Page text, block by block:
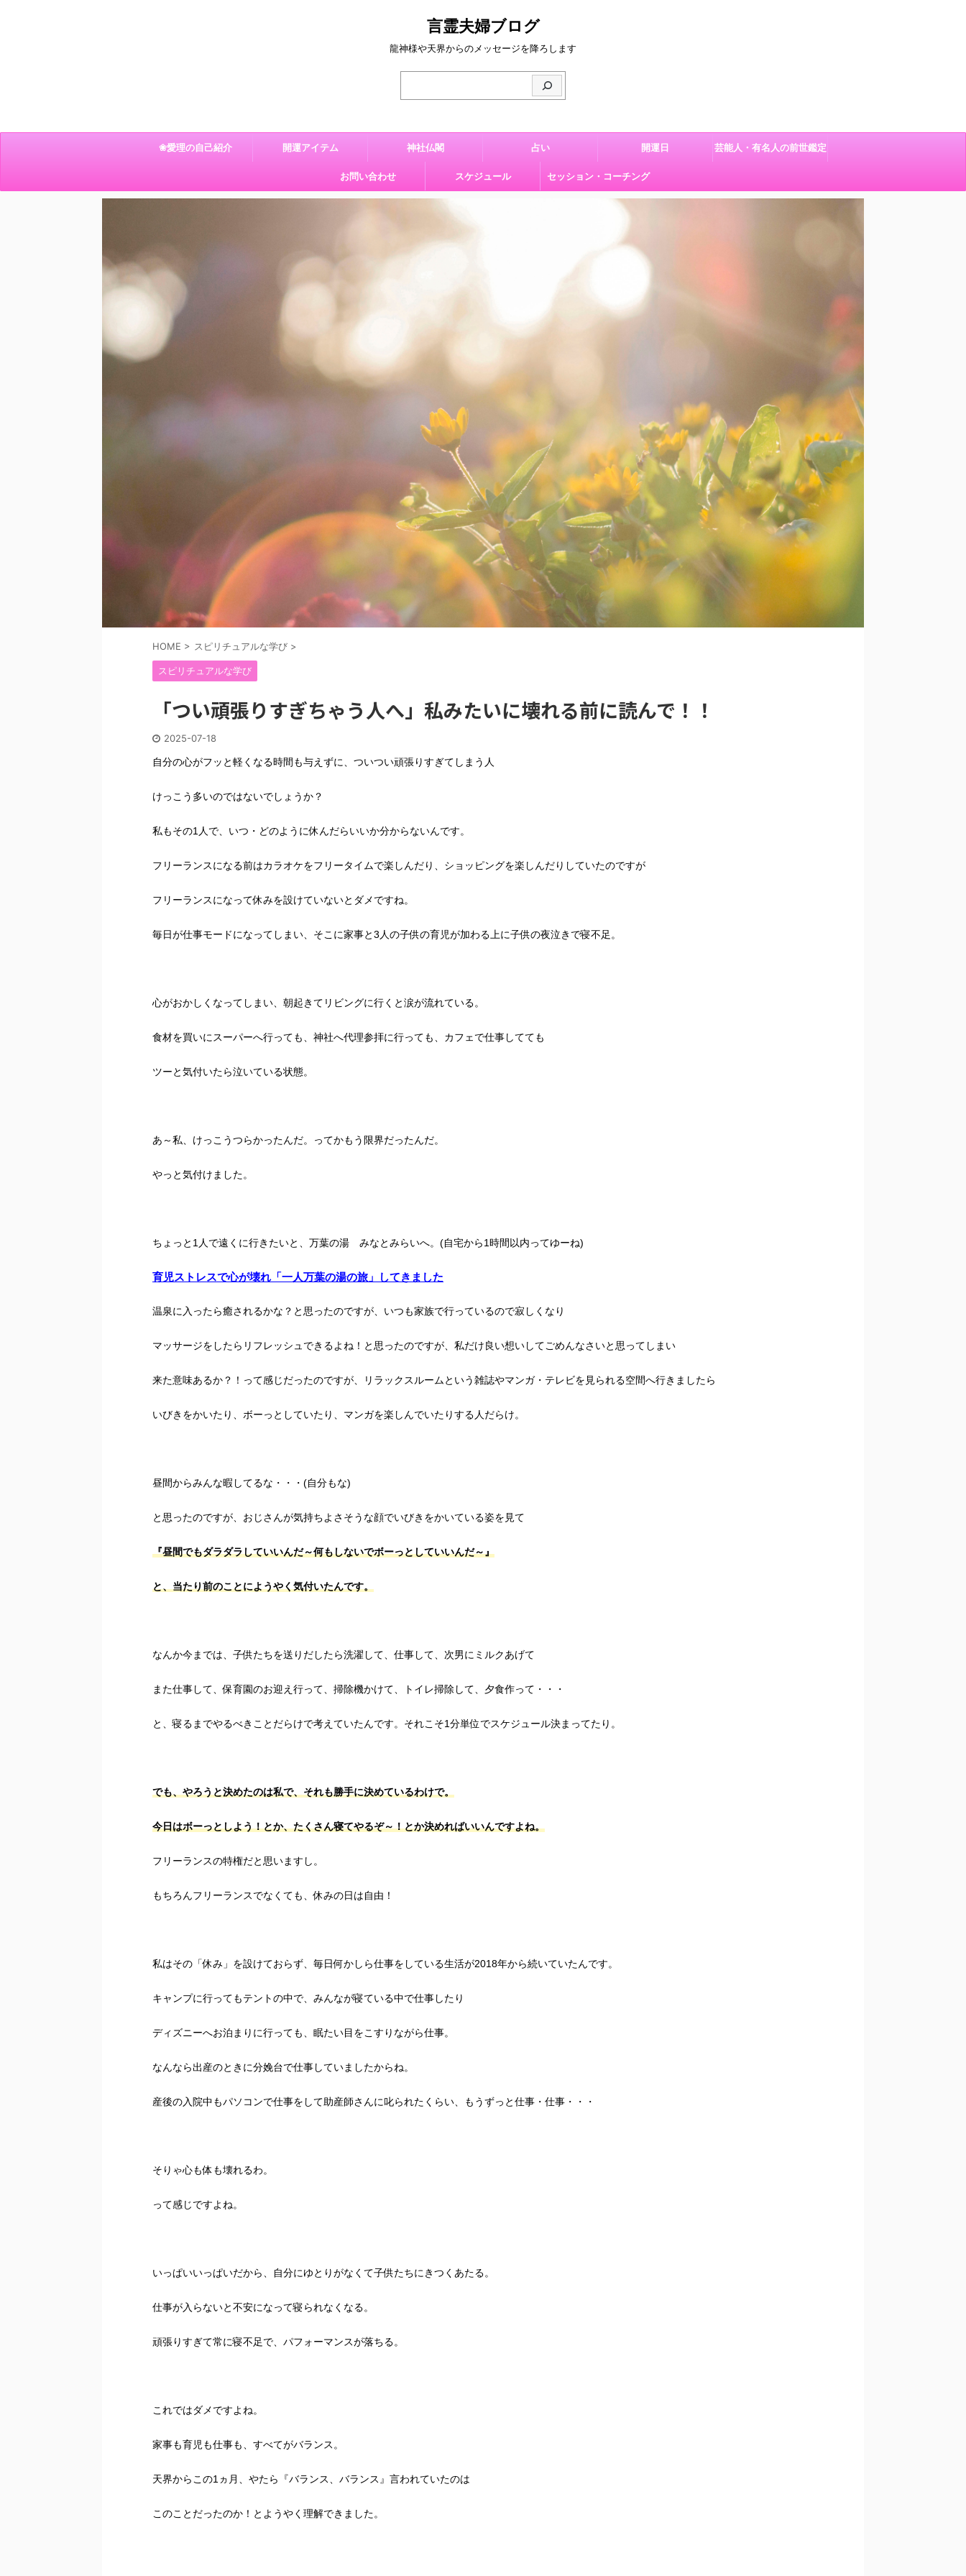
言霊夫婦ブログ
龍神様や天界からのメッセージを降ろします
❀愛理の自己紹介 開運アイテム 神社仏閣 占い 開運日 芸能人・有名人の前世鑑定
お問い合わせ スケジュール セッション・コーチング
HOME > スピリチュアルな学び >
スピリチュアルな学び
「つい頑張りすぎちゃう人へ」私みたいに壊れる前に読んで！！
2025-07-18
自分の心がフッと軽くなる時間も与えずに、ついつい頑張りすぎてしまう人
けっこう多いのではないでしょうか？
私もその1人で、いつ・どのように休んだらいいか分からないんです。
フリーランスになる前はカラオケをフリータイムで楽しんだり、ショッピングを楽しんだりしていたのですが
フリーランスになって休みを設けていないとダメですね。
毎日が仕事モードになってしまい、そこに家事と3人の子供の育児が加わる上に子供の夜泣きで寝不足。
心がおかしくなってしまい、朝起きてリビングに行くと涙が流れている。
食材を買いにスーパーへ行っても、神社へ代理参拝に行っても、カフェで仕事してても
ツーと気付いたら泣いている状態。
あ～私、けっこうつらかったんだ。ってかもう限界だったんだ。
やっと気付けました。
ちょっと1人で遠くに行きたいと、万葉の湯 みなとみらいへ。(自宅から1時間以内ってゆーね)
育児ストレスで心が壊れ「一人万葉の湯の旅」してきました
温泉に入ったら癒されるかな？と思ったのですが、いつも家族で行っているので寂しくなり
マッサージをしたらリフレッシュできるよね！と思ったのですが、私だけ良い想いしてごめんなさいと思ってしまい
来た意味あるか？！って感じだったのですが、リラックスルームという雑誌やマンガ・テレビを見られる空間へ行きましたら
いびきをかいたり、ボーっとしていたり、マンガを楽しんでいたりする人だらけ。
昼間からみんな暇してるな・・・(自分もな)
と思ったのですが、おじさんが気持ちよさそうな顔でいびきをかいている姿を見て
『昼間でもダラダラしていいんだ～何もしないでボーっとしていいんだ～』
と、当たり前のことにようやく気付いたんです。
なんか今までは、子供たちを送りだしたら洗濯して、仕事して、次男にミルクあげて
また仕事して、保育園のお迎え行って、掃除機かけて、トイレ掃除して、夕食作って・・・
と、寝るまでやるべきことだらけで考えていたんです。それこそ1分単位でスケジュール決まってたり。
でも、やろうと決めたのは私で、それも勝手に決めているわけで。
今日はボーっとしよう！とか、たくさん寝てやるぞ～！とか決めればいいんですよね。
フリーランスの特権だと思いますし。
もちろんフリーランスでなくても、休みの日は自由！
私はその「休み」を設けておらず、毎日何かしら仕事をしている生活が2018年から続いていたんです。
キャンプに行ってもテントの中で、みんなが寝ている中で仕事したり
ディズニーへお泊まりに行っても、眠たい目をこすりながら仕事。
なんなら出産のときに分娩台で仕事していましたからね。
産後の入院中もパソコンで仕事をして助産師さんに叱られたくらい、もうずっと仕事・仕事・・・
そりゃ心も体も壊れるわ。
って感じですよね。
いっぱいいっぱいだから、自分にゆとりがなくて子供たちにきつくあたる。
仕事が入らないと不安になって寝られなくなる。
頑張りすぎて常に寝不足で、パフォーマンスが落ちる。
これではダメですよね。
家事も育児も仕事も、すべてがバランス。
天界からこの1ヵ月、やたら『バランス、バランス』言われていたのは
このことだったのか！とようやく理解できました。